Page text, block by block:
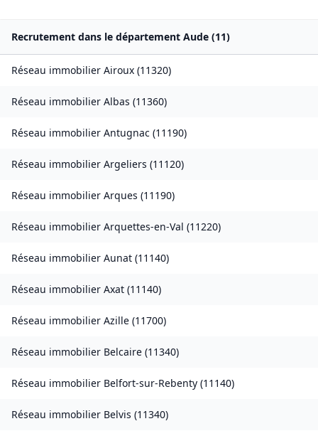
Recrutement dans le département Aude (11)
Réseau immobilier Airoux (11320)
Réseau immobilier Albas (11360)
Réseau immobilier Antugnac (11190)
Réseau immobilier Argeliers (11120)
Réseau immobilier Arques (11190)
Réseau immobilier Arquettes-en-Val (11220)
Réseau immobilier Aunat (11140)
Réseau immobilier Axat (11140)
Réseau immobilier Azille (11700)
Réseau immobilier Belcaire (11340)
Réseau immobilier Belfort-sur-Rebenty (11140)
Réseau immobilier Belvis (11340)